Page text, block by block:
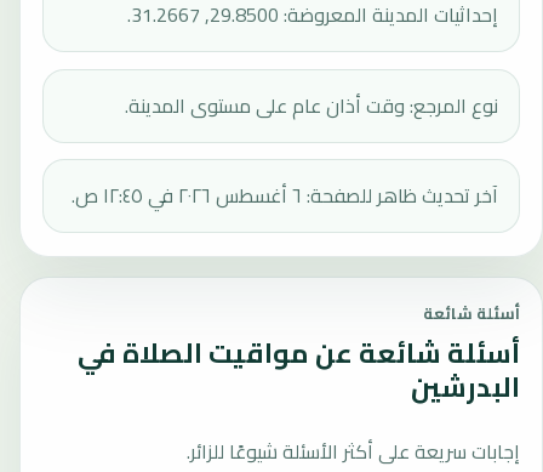
إحداثيات المدينة المعروضة: 29.8500, 31.2667.
نوع المرجع: وقت أذان عام على مستوى المدينة.
آخر تحديث ظاهر للصفحة: ٦ أغسطس ٢٠٢٦ في ١٢:٤٥ ص.
أسئلة شائعة
أسئلة شائعة عن مواقيت الصلاة في
البدرشين
إجابات سريعة على أكثر الأسئلة شيوعًا للزائر.